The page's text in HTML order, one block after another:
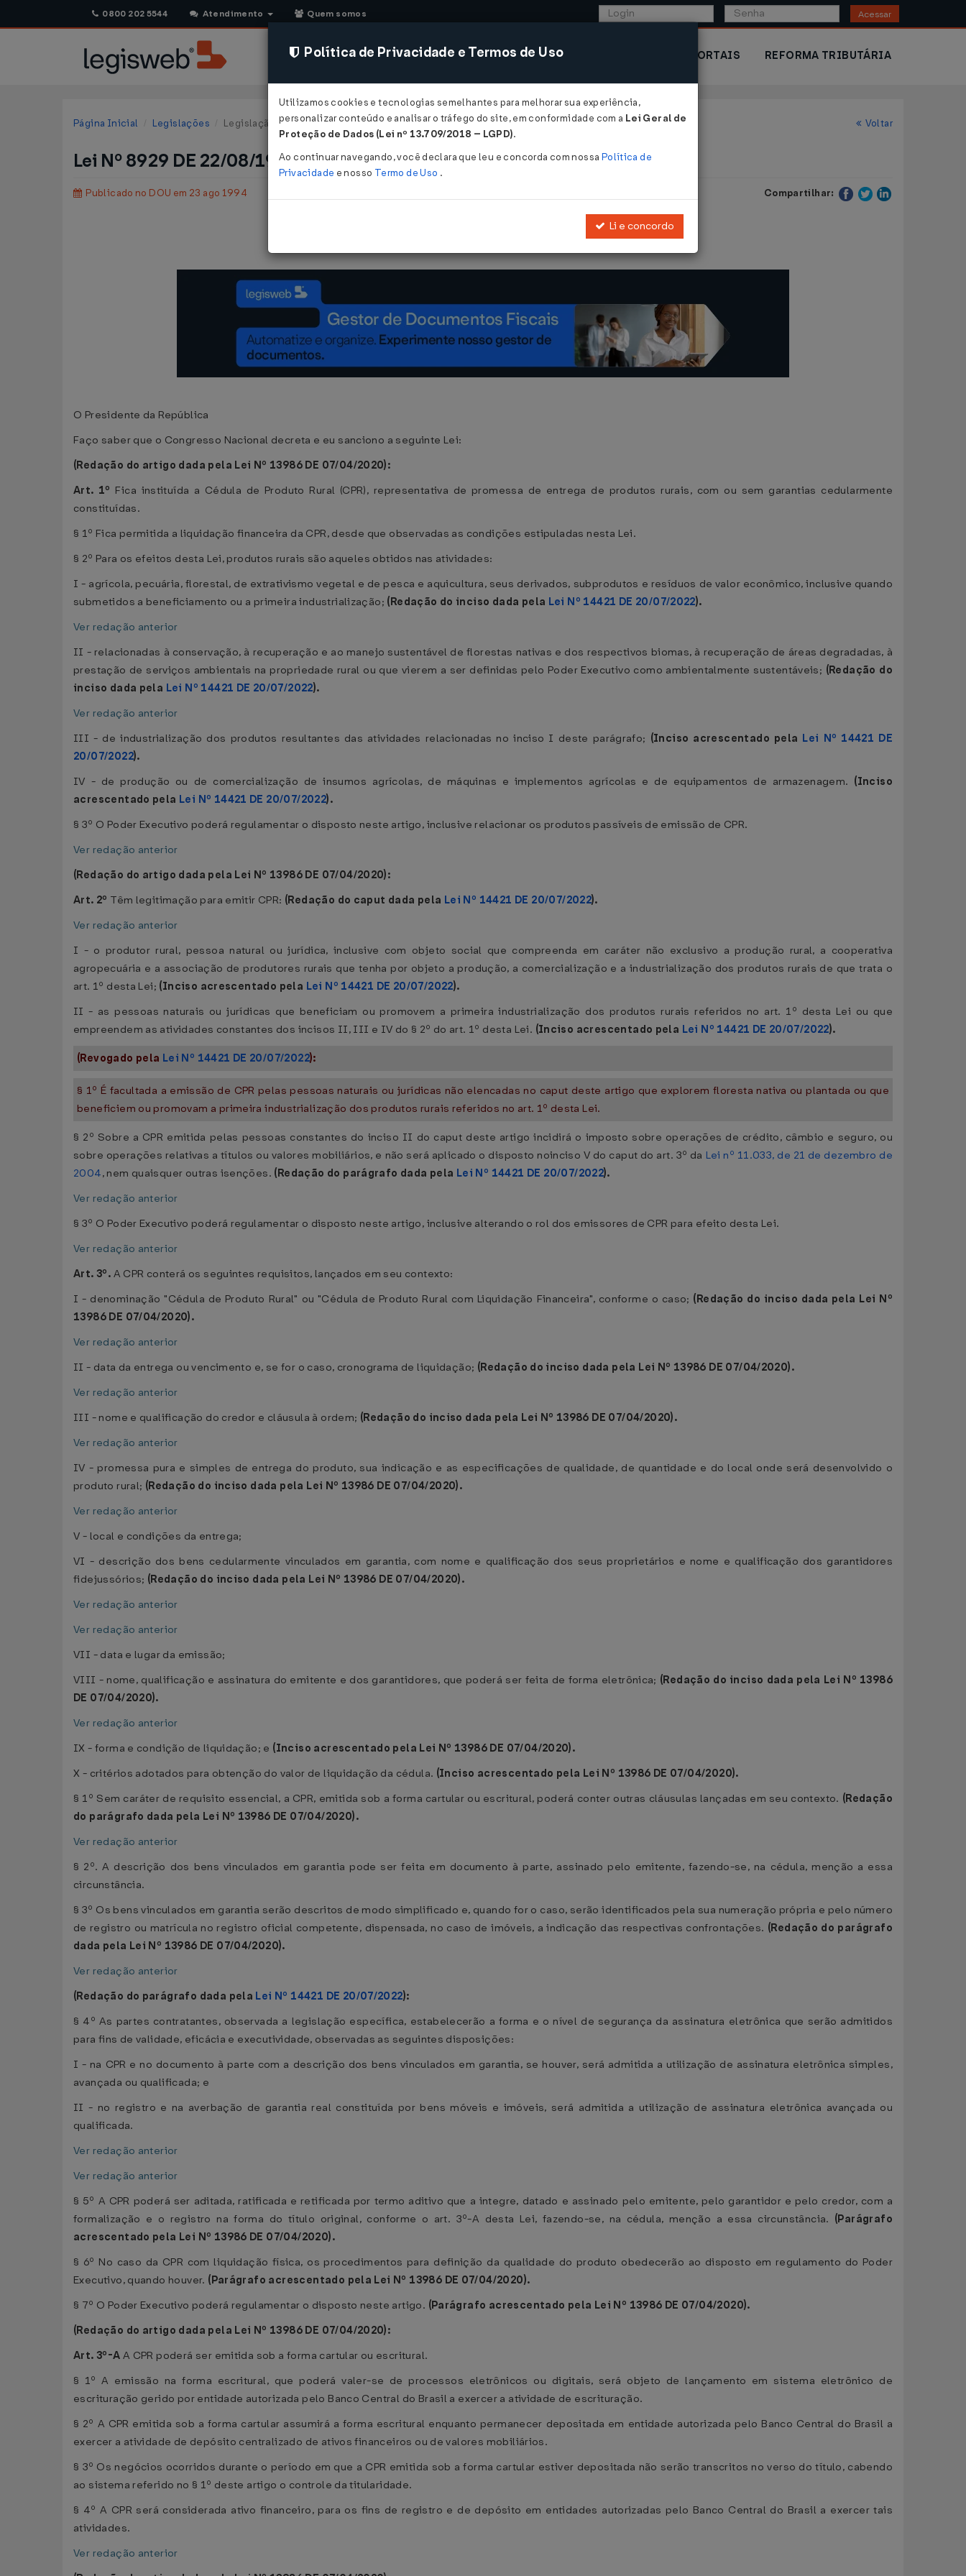
0800 202 5544 Atendimento Quem somos Acessar
CONSULTORIA SISTEMAS COMÉRCIO EXTERIOR PORTAIS REFORMA TRIBUTÁRIA
Página Inicial Legislações Legislação Federal Voltar
Lei Nº 8929 DE 22/08/1994
Publicado no DOU em 23 ago 1994 Compartilhar:
Institui a Cédula de Produto Rural, e dá outras providências.
O Presidente da República
Faço saber que o Congresso Nacional decreta e eu sanciono a seguinte Lei:
(Redação do artigo dada pela Lei Nº 13986 DE 07/04/2020):
Art. 1º Fica instituída a Cédula de Produto Rural (CPR), representativa de promessa de entrega de produtos rurais, com ou sem garantias cedularmente
constituídas.
§ 1º Fica permitida a liquidação financeira da CPR, desde que observadas as condições estipuladas nesta Lei.
§ 2º Para os efeitos desta Lei, produtos rurais são aqueles obtidos nas atividades:
I - agrícola, pecuária, florestal, de extrativismo vegetal e de pesca e aquicultura, seus derivados, subprodutos e resíduos de valor econômico, inclusive quando
submetidos a beneficiamento ou a primeira industrialização; (Redação do inciso dada pela Lei Nº 14421 DE 20/07/2022).
Ver redação anterior
II - relacionadas à conservação, à recuperação e ao manejo sustentável de florestas nativas e dos respectivos biomas, à recuperação de áreas degradadas, à
prestação de serviços ambientais na propriedade rural ou que vierem a ser definidas pelo Poder Executivo como ambientalmente sustentáveis; (Redação do
inciso dada pela Lei Nº 14421 DE 20/07/2022).
Ver redação anterior
III - de industrialização dos produtos resultantes das atividades relacionadas no inciso I deste parágrafo; (Inciso acrescentado pela Lei Nº 14421 DE
20/07/2022).
IV - de produção ou de comercialização de insumos agrícolas, de máquinas e implementos agrícolas e de equipamentos de armazenagem. (Inciso
acrescentado pela Lei Nº 14421 DE 20/07/2022).
§ 3º O Poder Executivo poderá regulamentar o disposto neste artigo, inclusive relacionar os produtos passíveis de emissão de CPR.
Ver redação anterior
(Redação do artigo dada pela Lei Nº 13986 DE 07/04/2020):
Art. 2º Têm legitimação para emitir CPR: (Redação do caput dada pela Lei Nº 14421 DE 20/07/2022).
Ver redação anterior
I - o produtor rural, pessoa natural ou jurídica, inclusive com objeto social que compreenda em caráter não exclusivo a produção rural, a cooperativa
agropecuária e a associação de produtores rurais que tenha por objeto a produção, a comercialização e a industrialização dos produtos rurais de que trata o
art. 1º desta Lei; (Inciso acrescentado pela Lei Nº 14421 DE 20/07/2022).
II - as pessoas naturais ou jurídicas que beneficiam ou promovem a primeira industrialização dos produtos rurais referidos no art. 1º desta Lei ou que
empreendem as atividades constantes dos incisos II, III e IV do § 2º do art. 1º desta Lei. (Inciso acrescentado pela Lei Nº 14421 DE 20/07/2022).
(Revogado pela Lei Nº 14421 DE 20/07/2022):
§ 1º É facultada a emissão de CPR pelas pessoas naturais ou jurídicas não elencadas no caput deste artigo que explorem floresta nativa ou plantada ou que
beneficiem ou promovam a primeira industrialização dos produtos rurais referidos no art. 1º desta Lei.
§ 2º Sobre a CPR emitida pelas pessoas constantes do inciso II do caput deste artigo incidirá o imposto sobre operações de crédito, câmbio e seguro, ou
sobre operações relativas a títulos ou valores mobiliários, e não será aplicado o disposto noinciso V do caput do art. 3º da Lei nº 11.033, de 21 de dezembro de
2004, nem quaisquer outras isenções. (Redação do parágrafo dada pela Lei Nº 14421 DE 20/07/2022).
Ver redação anterior
§ 3º O Poder Executivo poderá regulamentar o disposto neste artigo, inclusive alterando o rol dos emissores de CPR para efeito desta Lei.
Ver redação anterior
Art. 3º. A CPR conterá os seguintes requisitos, lançados em seu contexto:
I - denominação "Cédula de Produto Rural" ou "Cédula de Produto Rural com Liquidação Financeira", conforme o caso; (Redação do inciso dada pela Lei Nº
13986 DE 07/04/2020).
Ver redação anterior
II - data da entrega ou vencimento e, se for o caso, cronograma de liquidação; (Redação do inciso dada pela Lei Nº 13986 DE 07/04/2020).
Ver redação anterior
III - nome e qualificação do credor e cláusula à ordem; (Redação do inciso dada pela Lei Nº 13986 DE 07/04/2020).
Ver redação anterior
IV - promessa pura e simples de entrega do produto, sua indicação e as especificações de qualidade, de quantidade e do local onde será desenvolvido o
produto rural; (Redação do inciso dada pela Lei Nº 13986 DE 07/04/2020).
Ver redação anterior
V - local e condições da entrega;
VI - descrição dos bens cedularmente vinculados em garantia, com nome e qualificação dos seus proprietários e nome e qualificação dos garantidores
fidejussórios; (Redação do inciso dada pela Lei Nº 13986 DE 07/04/2020).
Ver redação anterior
Ver redação anterior
VII - data e lugar da emissão;
VIII - nome, qualificação e assinatura do emitente e dos garantidores, que poderá ser feita de forma eletrônica; (Redação do inciso dada pela Lei Nº 13986
DE 07/04/2020).
Ver redação anterior
IX - forma e condição de liquidação; e (Inciso acrescentado pela Lei Nº 13986 DE 07/04/2020).
X - critérios adotados para obtenção do valor de liquidação da cédula. (Inciso acrescentado pela Lei Nº 13986 DE 07/04/2020).
§ 1º Sem caráter de requisito essencial, a CPR, emitida sob a forma cartular ou escritural, poderá conter outras cláusulas lançadas em seu contexto. (Redação
do parágrafo dada pela Lei Nº 13986 DE 07/04/2020).
Ver redação anterior
§ 2º. A descrição dos bens vinculados em garantia pode ser feita em documento à parte, assinado pelo emitente, fazendo-se, na cédula, menção a essa
circunstância.
§ 3º Os bens vinculados em garantia serão descritos de modo simplificado e, quando for o caso, serão identificados pela sua numeração própria e pelo número
de registro ou matrícula no registro oficial competente, dispensada, no caso de imóveis, a indicação das respectivas confrontações. (Redação do parágrafo
dada pela Lei Nº 13986 DE 07/04/2020).
Ver redação anterior
(Redação do parágrafo dada pela Lei Nº 14421 DE 20/07/2022):
§ 4º As partes contratantes, observada a legislação específica, estabelecerão a forma e o nível de segurança da assinatura eletrônica que serão admitidos
para fins de validade, eficácia e executividade, observadas as seguintes disposições:
I - na CPR e no documento à parte com a descrição dos bens vinculados em garantia, se houver, será admitida a utilização de assinatura eletrônica simples,
avançada ou qualificada; e
II - no registro e na averbação de garantia real constituída por bens móveis e imóveis, será admitida a utilização de assinatura eletrônica avançada ou
qualificada.
Ver redação anterior
Ver redação anterior
§ 5º A CPR poderá ser aditada, ratificada e retificada por termo aditivo que a integre, datado e assinado pelo emitente, pelo garantidor e pelo credor, com a
formalização e o registro na forma do título original, conforme o art. 3º-A desta Lei, fazendo-se, na cédula, menção a essa circunstância. (Parágrafo
acrescentado pela Lei Nº 13986 DE 07/04/2020).
§ 6º No caso da CPR com liquidação física, os procedimentos para definição da qualidade do produto obedecerão ao disposto em regulamento do Poder
Executivo, quando houver. (Parágrafo acrescentado pela Lei Nº 13986 DE 07/04/2020).
§ 7º O Poder Executivo poderá regulamentar o disposto neste artigo. (Parágrafo acrescentado pela Lei Nº 13986 DE 07/04/2020).
(Redação do artigo dada pela Lei Nº 13986 DE 07/04/2020):
Art. 3º-A A CPR poderá ser emitida sob a forma cartular ou escritural.
§ 1º A emissão na forma escritural, que poderá valer-se de processos eletrônicos ou digitais, será objeto de lançamento em sistema eletrônico de
escrituração gerido por entidade autorizada pelo Banco Central do Brasil a exercer a atividade de escrituração.
§ 2º A CPR emitida sob a forma cartular assumirá a forma escritural enquanto permanecer depositada em entidade autorizada pelo Banco Central do Brasil a
exercer a atividade de depósito centralizado de ativos financeiros ou de valores mobiliários.
§ 3º Os negócios ocorridos durante o período em que a CPR emitida sob a forma cartular estiver depositada não serão transcritos no verso do título, cabendo
ao sistema referido no § 1º deste artigo o controle da titularidade.
§ 4º A CPR será considerada ativo financeiro, para os fins de registro e de depósito em entidades autorizadas pelo Banco Central do Brasil a exercer tais
atividades.
Ver redação anterior
Política de Privacidade e Termos de Uso
Utilizamos cookies e tecnologias semelhantes para melhorar sua experiência,
personalizar conteúdo e analisar o tráfego do site, em conformidade com a Lei Geral de
Proteção de Dados (Lei nº 13.709/2018 – LGPD).
Ao continuar navegando, você declara que leu e concorda com nossa Política de
Privacidade e nosso Termo de Uso .
Li e concordo